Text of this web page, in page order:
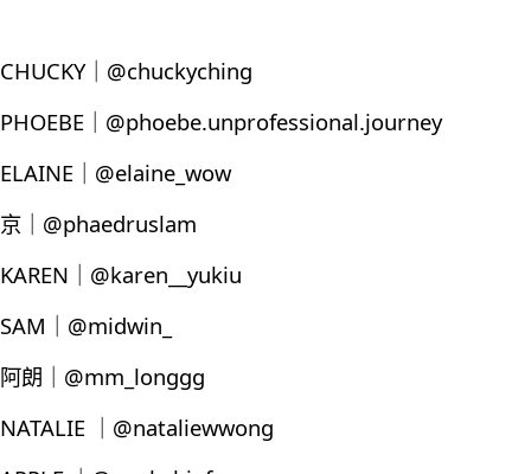
CHUCKY｜@chuckyching
PHOEBE｜@phoebe.unprofessional.journey
ELAINE｜@elaine_wow
京｜@phaedruslam
KAREN｜@karen__yukiu
SAM｜@midwin_
阿朗｜@mm_longgg
NATALIE ｜@nataliewwong